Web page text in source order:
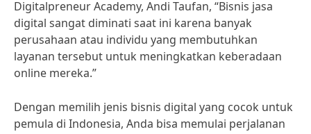
Digitalpreneur Academy, Andi Taufan, “Bisnis jasa
digital sangat diminati saat ini karena banyak
perusahaan atau individu yang membutuhkan
layanan tersebut untuk meningkatkan keberadaan
online mereka.”
Dengan memilih jenis bisnis digital yang cocok untuk
pemula di Indonesia, Anda bisa memulai perjalanan